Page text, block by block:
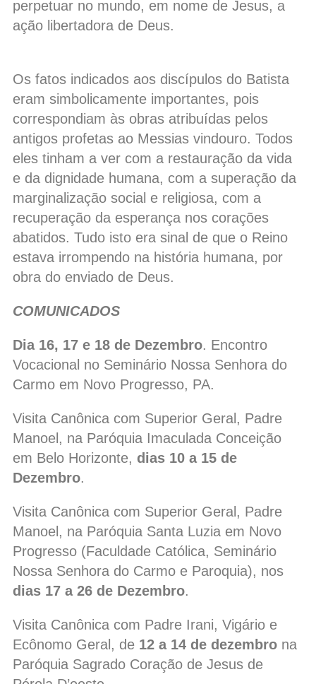
perpetuar no mundo, em nome de Jesus, a
ação libertadora de Deus.
Os fatos indicados aos discípulos do Batista
eram simbolicamente importantes, pois
correspondiam às obras atribuídas pelos
antigos profetas ao Messias vindouro. Todos
eles tinham a ver com a restauração da vida
e da dignidade humana, com a superação da
marginalização social e religiosa, com a
recuperação da esperança nos corações
abatidos. Tudo isto era sinal de que o Reino
estava irrompendo na história humana, por
obra do enviado de Deus.
COMUNICADOS
Dia 16, 17 e 18 de Dezembro. Encontro
Vocacional no Seminário Nossa Senhora do
Carmo em Novo Progresso, PA.
Visita Canônica com Superior Geral, Padre
Manoel, na Paróquia Imaculada Conceição
em Belo Horizonte, dias 10 a 15 de
Dezembro.
Visita Canônica com Superior Geral, Padre
Manoel, na Paróquia Santa Luzia em Novo
Progresso (Faculdade Católica, Seminário
Nossa Senhora do Carmo e Paroquia), nos
dias 17 a 26 de Dezembro.
Visita Canônica com Padre Irani, Vigário e
Ecônomo Geral, de 12 a 14 de dezembro na
Paróquia Sagrado Coração de Jesus de